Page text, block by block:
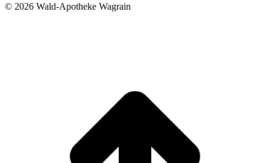
© 2026 Wald-Apotheke Wagrain